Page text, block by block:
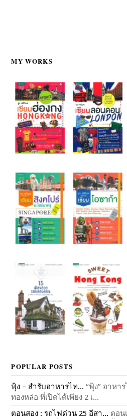
MY WORKS
POPULAR POSTS
ฟุ้ง – สำรับอาหารไท... “ฟุ้ง” อาหา
ทองหล่อ ที่เปิดได้เพียง 2 เ...
ตอนสอง : รถไฟด่วน 25 อีสา... ตอน